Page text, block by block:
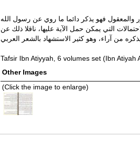
والمعقول فهو يذكر دائما ما روي عن رسول الله
التي يمكن حمل الآية عليها، ناقلا ذلك عن
من آراء، وهو كثير الاستشهاد بالشعر العربي
Tafsir Ibn Atiyyah, 6 volumes set (Ibn Atiyah
Other Images
(Click the image to enlarge)